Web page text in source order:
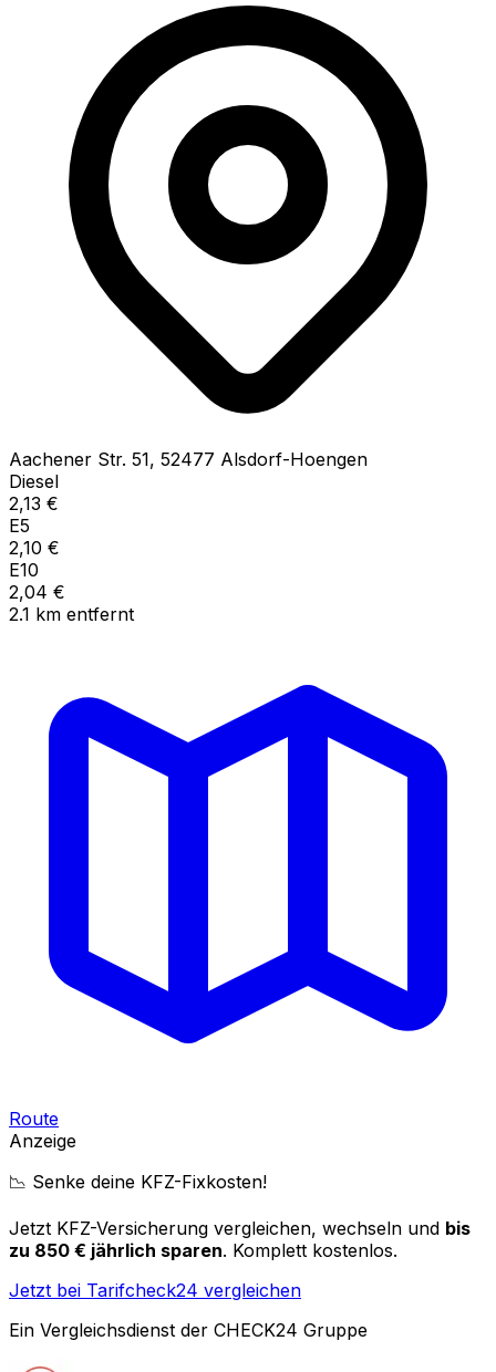
Aachener Str. 51, 52477 Alsdorf-Hoengen
Diesel
2,13 €
E5
2,10 €
E10
2,04 €
2.1 km entfernt
Route
Anzeige
📉 Senke deine KFZ-Fixkosten!
Jetzt KFZ-Versicherung vergleichen, wechseln und bis
zu 850 € jährlich sparen. Komplett kostenlos.
Jetzt bei Tarifcheck24 vergleichen
Ein Vergleichsdienst der CHECK24 Gruppe